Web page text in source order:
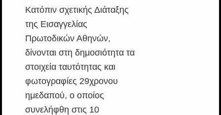
Κατόπιν σχετικής Διάταξης
της Εισαγγελίας
Πρωτοδικών Αθηνών,
δίνονται στη δημοσιότητα τα
στοιχεία ταυτότητας και
φωτογραφίες 29χρονου
ημεδαπού, ο οποίος
συνελήφθη στις 10